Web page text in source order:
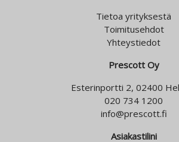
Tietoa yrityksestä
Toimitusehdot
Yhteystiedot
Prescott Oy
Esterinportti 2, 02400
020 734 1200
info@prescott.fi
Asiakastilini